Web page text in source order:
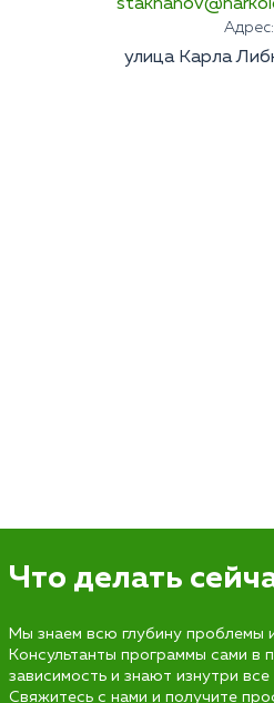
Адрес:
улица Карла
Что делать
Мы знаем всю глубину проблемы
Консультанты программы сами в
зависимость и знают изнутри
Свяжитесь с нами и получите